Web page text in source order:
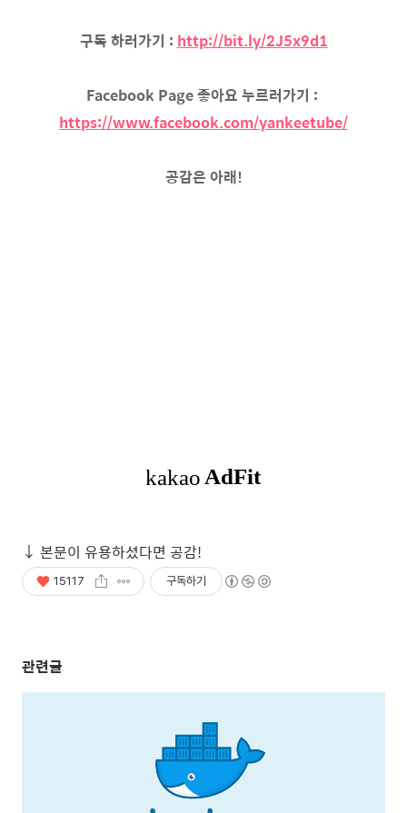
구독 하러가기 : http://bit.ly/2J5x9d1
Facebook Page 좋아요 누르러가기 :
https://www.facebook.com/yankeetube/
공감은 아래!
15117 구독하기
관련글